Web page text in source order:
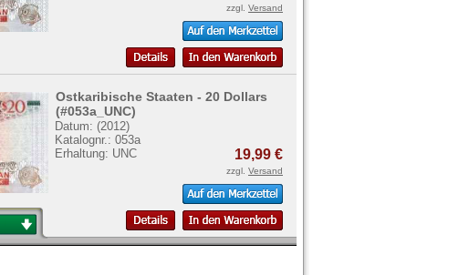
zzgl. Versand
Ostkaribische Staaten - 20 Dollars
(#053a_UNC)
Datum: (2012)
Katalognr.: 053a
Erhaltung: UNC
19,99 €
zzgl. Versand